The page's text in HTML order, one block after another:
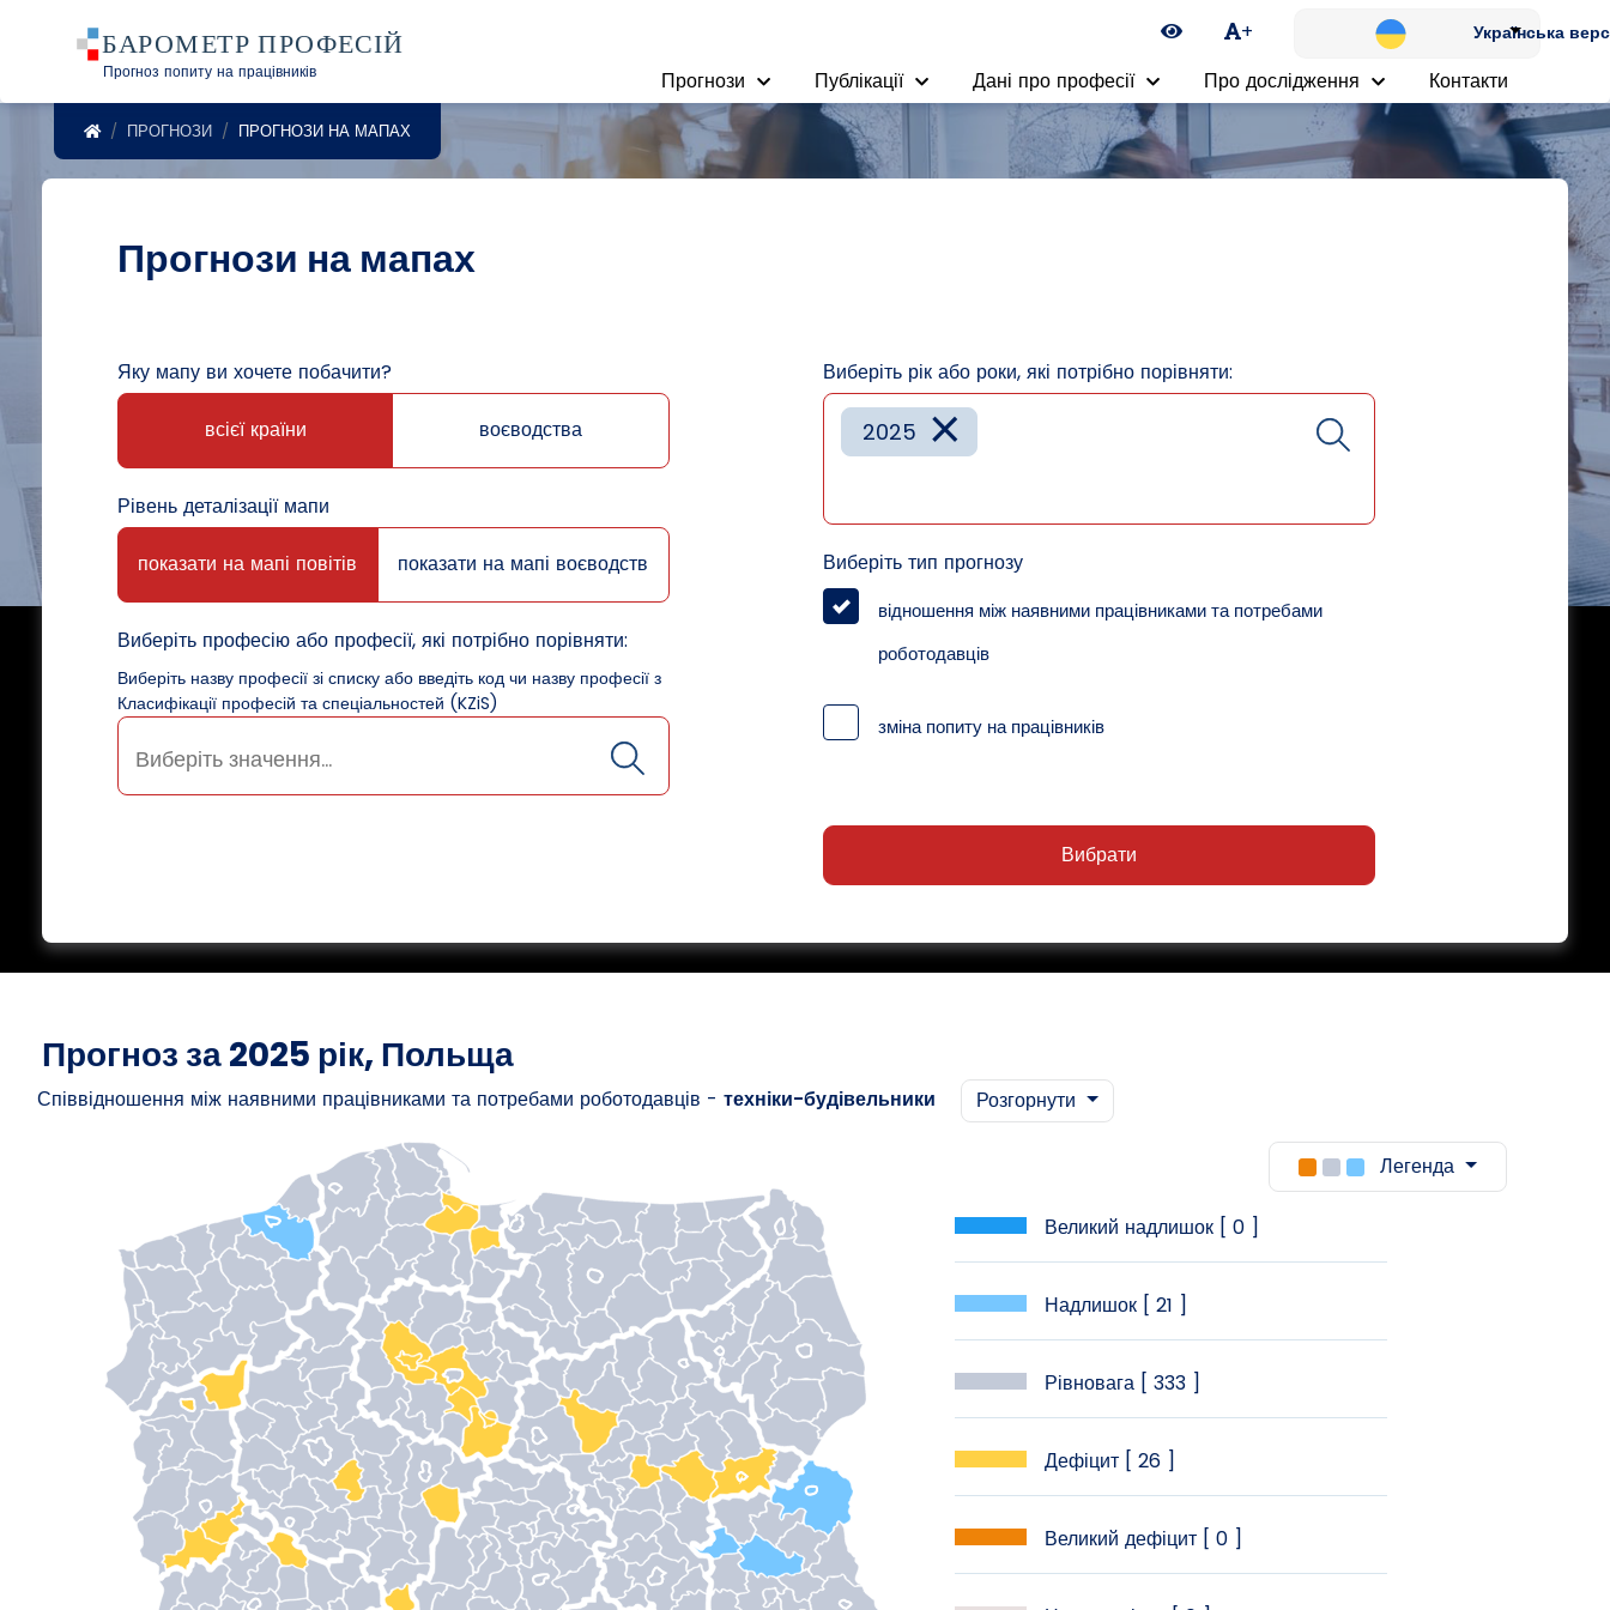
Прогноз попиту на працівників
Ikona zmiany kontrastu
+ Українська
Прогнози Публікації Дані про професії Про дослідження Контакти
POWRÓT DO STRONY GŁÓWNEJ
ПРОГНОЗИ ПРОГНОЗИ НА МАПАХ
Прогнози на мапах
Яку мапу ви хочете побачити?
всієї країни воєводства
Рівень деталізації мапи
показати на мапі повітів показати на мапі воєводств
Виберіть професію або професії, які потрібно порівняти:
Виберіть назву професії зі списку або введіть код чи назву професії з
Класифікації професій та спеціальностей (KZiS)
Виберіть рік або роки, які потрібно порівняти:
×
2025
Виберіть тип прогнозу
відношення між наявними працівниками та потребами
роботодавців
зміна попиту на працівників
Вибрати
Прогноз за 2025 рік, Польща
Співвідношення між наявними працівниками та потребами роботодавців - техніки-будівельники Розгорнути
Легенда
Великий надлишок [ 0 ]
Надлишок [ 21 ]
Рівновага [ 333 ]
Дефіцит [ 26 ]
Великий дефіцит [ 0 ]